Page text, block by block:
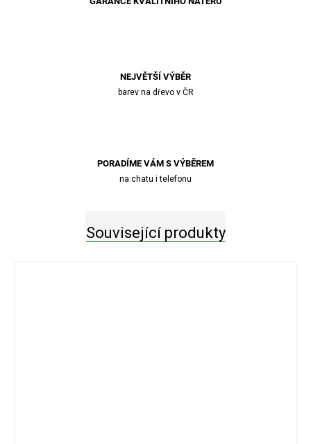
NEJVĚTŠÍ VÝBĚR
barev na dřevo v ČR
PORADÍME VÁM S VÝBĚREM
na chatu i telefonu
Související produkty